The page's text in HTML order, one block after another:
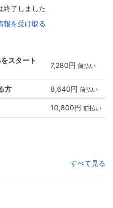
終了しました
報を受け取る
スタート
7,280円 前払い
方 8,640円 前払い
10,800円 前払い
すべて見る